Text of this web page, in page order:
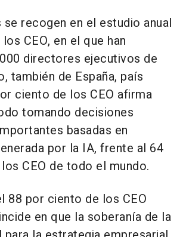
recogen en el estudio anual
CEO, en el que han
directores ejecutivos de
también de España, país
ciento de los CEO afirma
tomando decisiones
basadas en
por la IA, frente al 64
CEO de todo el mundo.
88 por ciento de los CEO
en que la soberanía de la